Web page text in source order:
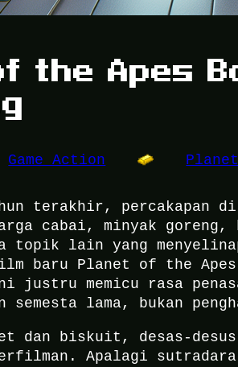
the Apes
Game Action
terakhir, percakapan
cabai, minyak goreng,
topik lain yang
baru Planet of the
justru memicu rasa
lama, bukan
dan biskuit, desas-
Apalagi